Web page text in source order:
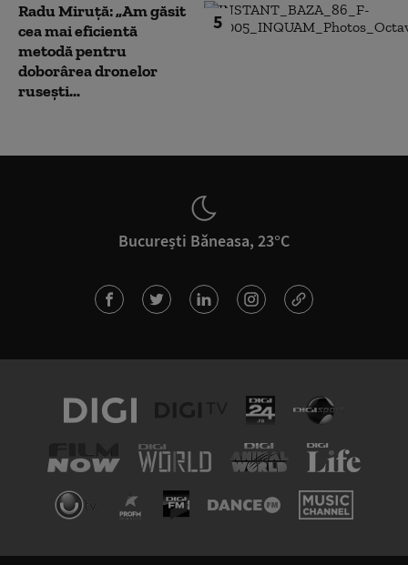
5
Radu Miruță: „Am găsit
cea mai eficientă
metodă pentru
doborârea dronelor
rusești...
București Băneasa, 23°C